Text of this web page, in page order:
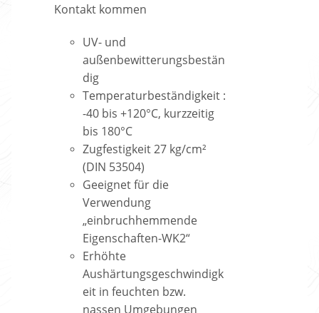
Kontakt kommen
UV- und
außenbewitterungsbestän
dig
Temperaturbeständigkeit :
-40 bis +120°C, kurzzeitig
bis 180°C
Zugfestigkeit 27 kg/cm²
(DIN 53504)
Geeignet für die
Verwendung
„einbruchhemmende
Eigenschaften-WK2“
Erhöhte
Aushärtungsgeschwindigk
eit in feuchten bzw.
nassen Umgebungen